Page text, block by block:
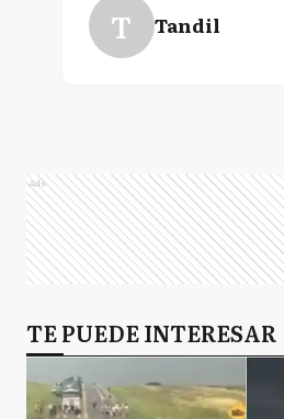
T Tandil
Ads
TE PUEDE INTERESAR